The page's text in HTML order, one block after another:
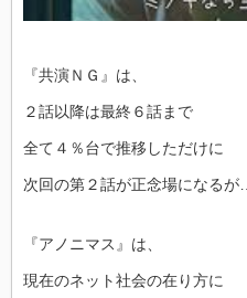
『共演ＮＧ』は、
２話以降は最終６話まで
全て４％台で推移しただけに
次回の第２話が正念場になるが…
『アノニマス』は、
現在のネット社会の在り方に